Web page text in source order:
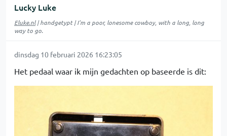
Lucky Luke
Eluke.nl| handgetypt | I'm a poor, lonesome cowboy, with a long, long
way to go.
dinsdag 10 februari 2026 16:23:05
Het pedaal waar ik mijn gedachten op baseerde is dit: